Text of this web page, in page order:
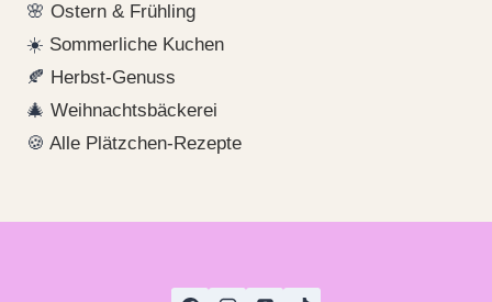
🌸 Ostern & Frühling
☀️ Sommerliche Kuchen
🍂 Herbst-Genuss
🎄 Weihnachtsbäckerei
🍪 Alle Plätzchen-Rezepte